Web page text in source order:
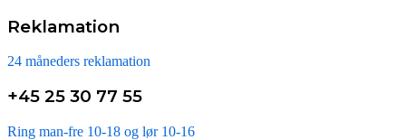
Reklamation
24 måneders reklamation
+45 25 30 77 55
Ring man-fre 10-18 og lør 10-16